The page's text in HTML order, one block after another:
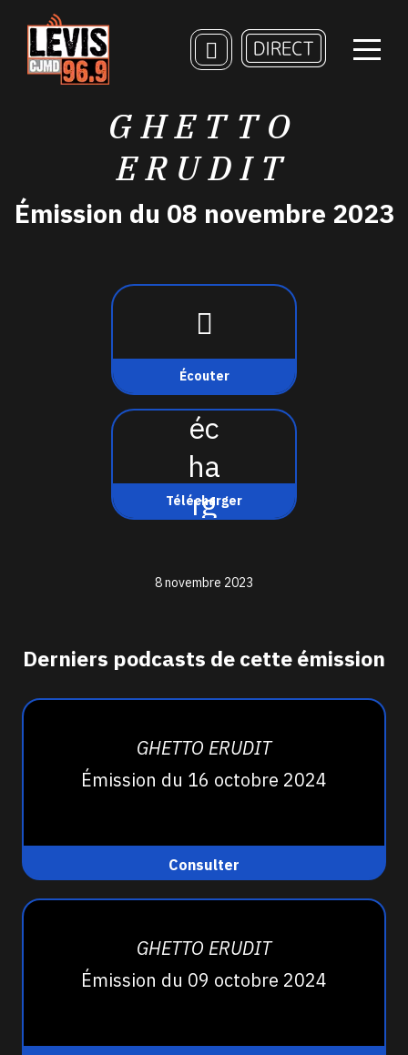
GHETTO
ERUDIT
Émission du 08 novembre 2023
Écouter
Télécharger
8 novembre 2023
Derniers podcasts de cette émission
GHETTO ERUDIT
Émission du 16 octobre 2024
Consulter
GHETTO ERUDIT
Émission du 09 octobre 2024